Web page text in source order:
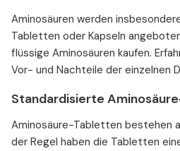
Aminosäuren werden
Tabletten oder Kapseln
flüssige Aminosäuren kaufen.
Vor- und Nachteile der einzelnen
Standardisierte
Aminosäure-Tabletten bestehen
der Regel haben die Tabletten